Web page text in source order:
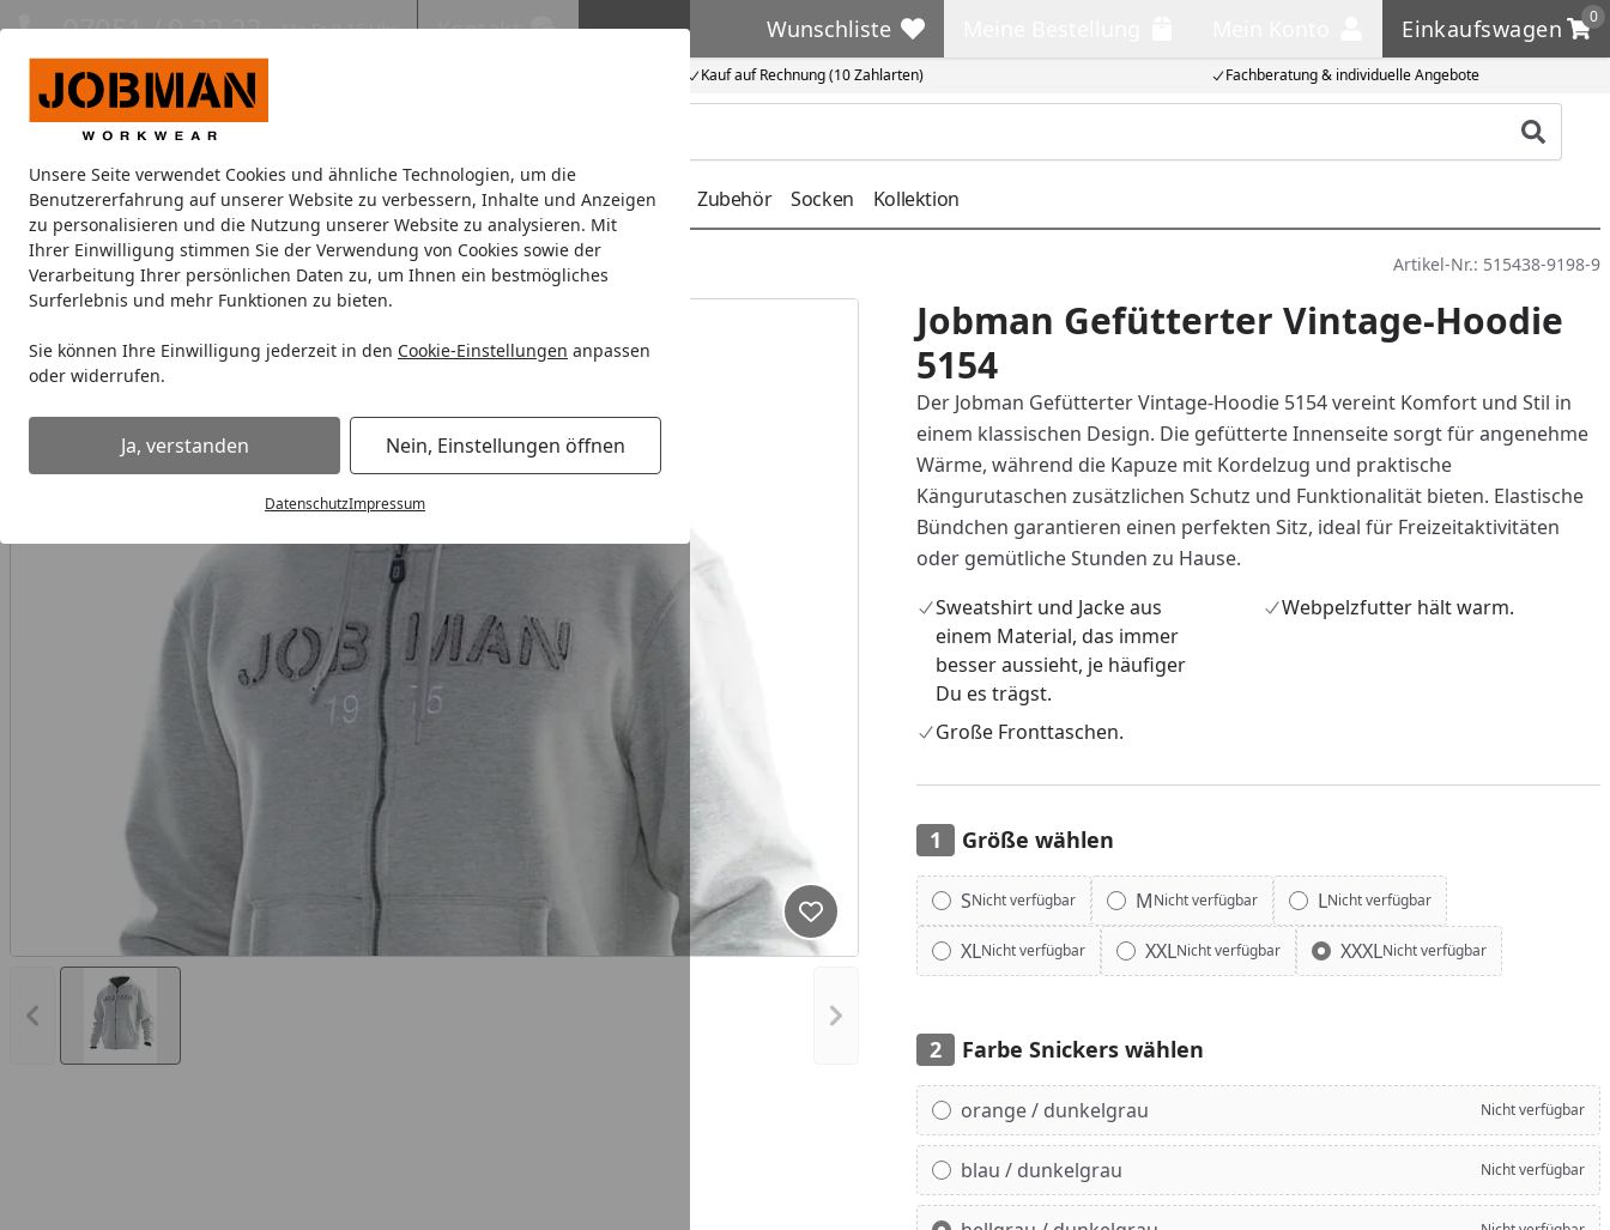
Unsere Seite verwendet Cookies und ähnliche Technologien, um die
Benutzererfahrung auf unserer Website zu verbessern, Inhalte und Anzeigen
zu personalisieren und die Nutzung unserer Website zu analysieren. Mit
Ihrer Einwilligung stimmen Sie der Verwendung von Cookies sowie der
Verarbeitung Ihrer persönlichen Daten zu, um Ihnen ein bestmögliches
Surferlebnis und mehr Funktionen zu bieten.
Sie können Ihre Einwilligung jederzeit in den Cookie-Einstellungen anpassen
oder widerrufen.
Ja, verstanden Nein, Einstellungen öffnen
DatenschutzImpressum
Eigene Montage-Teams Kauf auf Rechnung (10 Zahlarten) Fachberatung & individuelle Angebote
07051 / 9 22 22 Mo-Fr. 8-16 Uhr Kontakt Wunschliste
Wunschliste Einkaufswagen
0
Einkaufswagen
Produkt
Jacken Hosen Oberbekleidung Unterwäsche Kopfbedeckung Gürtel Zubehör Socken Kollektion
Startseite
Oberbekleidung Hoodies Jobman Gefütterter Vintage-Hoodie 5154 Artikel-Nr.: 515438-9198-9
Vorheriges Bild anzeigen Nächstes Bild anzeigen
Produkt zur Wunschliste hinzufügen
Jobman Gefütterter Vintage-Hoodie
5154
Der Jobman Gefütterter Vintage-Hoodie 5154 vereint Komfort und Stil in
einem klassischen Design. Die gefütterte Innenseite sorgt für angenehme
Wärme, während die Kapuze mit Kordelzug und praktische
Kängurutaschen zusätzlichen Schutz und Funktionalität bieten. Elastische
Bündchen garantieren einen perfekten Sitz, ideal für Freizeitaktivitäten
oder gemütliche Stunden zu Hause.
Sweatshirt und Jacke aus
einem Material, das immer
besser aussieht, je häufiger
Du es trägst.
Webpelzfutter hält warm.
Große Fronttaschen.
Größe wählen
Alle anzeigen (6)
SNicht verfügbar MNicht verfügbar LNicht verfügbar
XLNicht verfügbar XXLNicht verfügbar XXXLNicht verfügbar
Farbe Snickers wählen
Alle anzeigen (4)
orange / dunkelgrau Nicht verfügbar
blau / dunkelgrau Nicht verfügbar